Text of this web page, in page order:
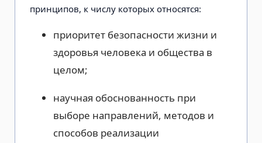
принципов, к числу которых относятся:
приоритет безопасности жизни и
здоровья человека и общества в
целом;
научная обоснованность при
выборе направлений, методов и
способов реализации